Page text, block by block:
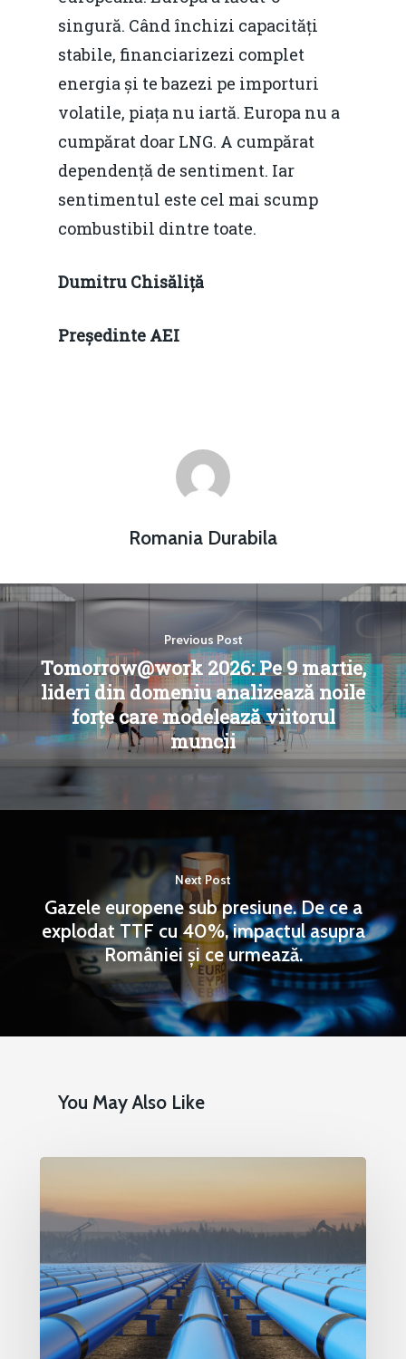
singură. Când închizi capacități
stabile, financiarizezi complet
energia și te bazezi pe importuri
volatile, piața nu iartă. Europa nu a
cumpărat doar LNG. A cumpărat
dependență de sentiment. Iar
sentimentul este cel mai scump
combustibil dintre toate.
Dumitru Chisăliță
Președinte AEI
Romania Durabila
Previous Post
Tomorrow@work 2026: Pe 9 martie,
lideri din domeniu analizează noile
forțe care modelează viitorul
muncii
Next Post
Gazele europene sub presiune. De ce a
explodat TTF cu 40%, impactul asupra
României și ce urmează.
You May Also Like